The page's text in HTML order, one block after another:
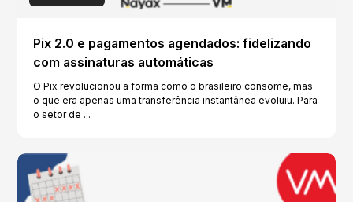
Pix 2.0 e pagamentos agendados: fidelizando
com assinaturas automáticas
O Pix revolucionou a forma como o brasileiro consome, mas
o que era apenas uma transferência instantânea evoluiu. Para
o setor de ...